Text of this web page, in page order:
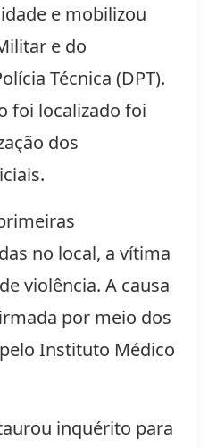
e mobilizou
e do
Técnica (DPT).
foi localizado foi
dos
no local, a vítima
violência. A causa
por meio dos
Instituto Médico
inquérito para